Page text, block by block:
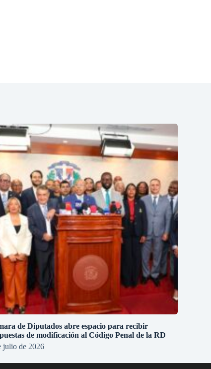
de Diputados abre espacio para recibir
de modificación al Código Penal de la RD
julio de 2026